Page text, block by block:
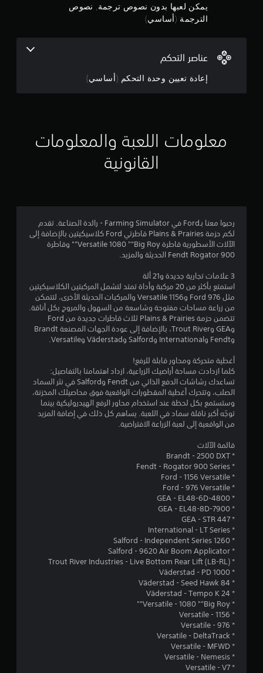
م
5
م
م
إ
ج
م
ي
2
يمكن لعبها بدون نصوص ترجمة, نصوص
الترجمة (أساسي)
ق
ص
ة
ا
ر
ي
ل
ش
ت
ل
ر
ئ
ي
ي
ة
ف
ق
ط
.
عناصر التحكم
إعادة تعيين وحدة التحكم (أساسي)
معلومات اللعبة والمعلومات
القانونية
رحبوا معنا بـFord في Farming Simulator - رائدة الصناعة. تقدم
لكم حزمة Plains & Prairies قاطرتي Ford كلاسيكيتين بالإضافة إلى
الآلات الأسطورية قاطرة Versatile 1080 ""Big Roy"" وقاطرة
Fendt Rogator 900 الحديثة والمزيد.
3 علامات تجارية جديدة و21 ألة
استمتع بأكثر من 20 مركبة وأداة تمتد لتشمل المركبتين الكلاسيكيتين
مثل Ford 976 و1156 Versatile والمركبات الحديثة الأخرى، لتتمكن
من زراعة مساحات مفتوحة وشاسعة من السهول والمروج بكل أناقة.
تتضمن حزمة Plains & Prairies ثلاث قاطرات جديدة من Ford
وGEA وTrout River، بالإضافة إلى عودة الجهات المصنعة Brandt
وFendt وInternational وSalford وVäderstad وVersatile.
أغطية متحركة ومحاور قابلة للرفع!
كلما ازدادت مساحة أراضيك الزراعية، ازداد اهتمامنا بالتفاصيل:
تساعدك رشاشات الدفع الذاتي من Fendt وSalford في نثر السماد
الصلب، وتتحرك أغطية المقطورات الواقعية فوق محاصيلك المخزنة،
وستستمع بكل لحظة عند استخدام محاور الرفع الهيدروليكية بينما
توجّه أكبر ناقلة سماد في اللعبة. يساهم كل ذلك في إضافة المزيد
من الواقعية إلى لعبة الزراعة الافتراضية.
قائمة الآلات
* Brandt - 2500 DXT
* Fendt - Rogator 900 Series
* Ford - 1156 Versatile
* Ford - 976 Versatile
* GEA - EL48-6D-4800
* GEA - EL48-8D-7900
* GEA - STR 447
* International - LT Series
* Salford - Independent Series 1260
* Salford - 9620 Air Boom Applicator
* Trout River Industries - Live Bottom Rear Lift (LB-RL)
* Väderstad - PD 1000
* Väderstad - Seed Hawk 84
* Väderstad - Tempo K 24
* Versatile - 1080 ""Big Roy""
* Versatile - 1156
* Versatile - 976
* Versatile - DeltaTrack
* Versatile - MFWD
* Versatile - Nemesis
* Versatile - V7